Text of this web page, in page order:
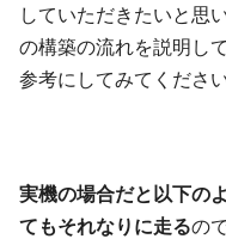
していただきたいと思
の構築の流れを説明し
参考にしてみてください
実機の場合だと以下の
てもそれなりに走るの